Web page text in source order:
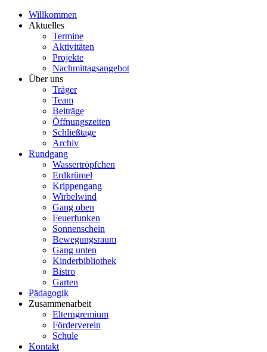
Willkommen
Aktuelles
Termine
Aktivitäten
Projekte
Nachmittagsangebot
Über uns
Träger
Team
Beiträge
Öffnungszeiten
Schließtage
Archiv
Rundgang
Wassertröpfchen
Erdkrümel
Krippengang
Wirbelwind
Gang oben
Feuerfunken
Sonnenschein
Bewegungsraum
Gang unten
Kinderbibliothek
Bistro
Garten
Pädagogik
Zusammenarbeit
Elterngremium
Förderverein
Schule
Kontakt